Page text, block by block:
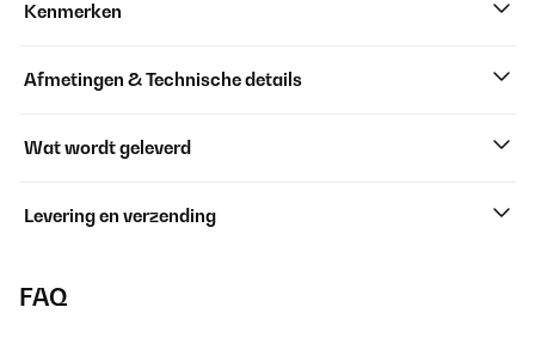
Kenmerken
Afmetingen & Technische details
Wat wordt geleverd
Levering en verzending
FAQ